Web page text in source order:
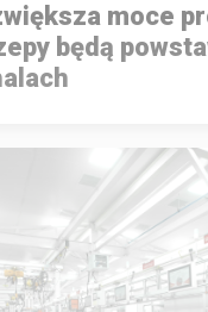
moce
będą